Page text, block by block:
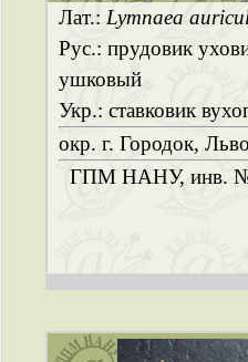
Лат.: Lymnaea
Рус.: прудовик
ушковый
Укр.: ставковик
окр. г. Городок,
ГПМ НАНУ, инв.